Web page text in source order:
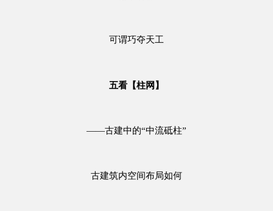
可谓巧夺天工
五看【柱网】
——古建中的“中流砥柱”
古建筑内空间布局如何